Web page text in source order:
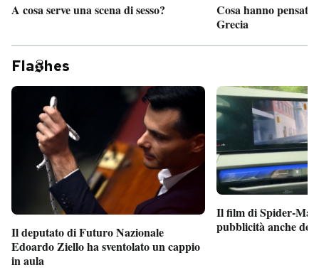
A cosa serve una scena di sesso?
Cosa hanno pensato
Grecia
Fla hes
Il deputato di Futuro Nazionale
Edoardo Ziello ha sventolato un cappio
in aula
Il film di Spider-Man
pubblicità anche